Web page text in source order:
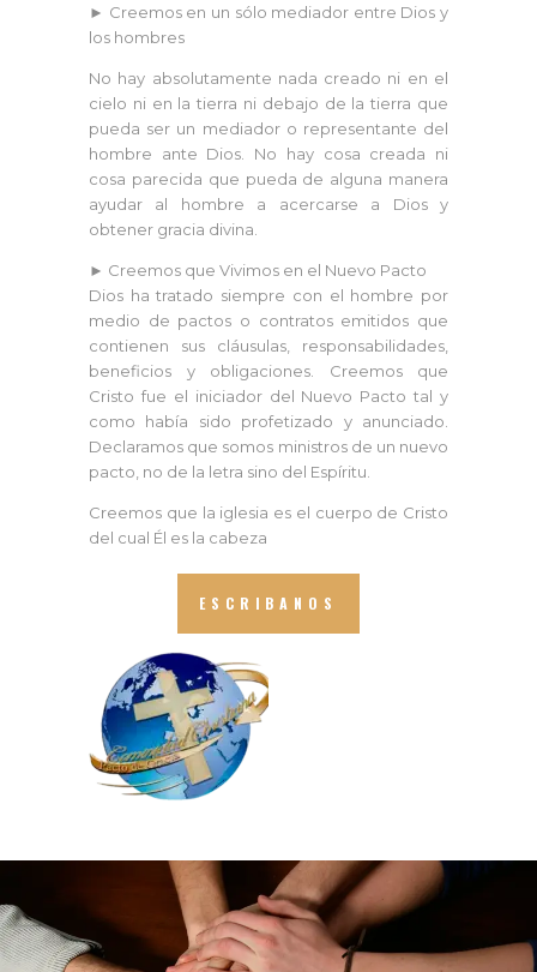
► Creemos en un sólo mediador entre Dios y
los hombres
No hay absolutamente nada creado ni en el
cielo ni en la tierra ni debajo de la tierra que
pueda ser un mediador o representante del
hombre ante Dios. No hay cosa creada ni
cosa parecida que pueda de alguna manera
ayudar al hombre a acercarse a Dios y
obtener gracia divina.
► Creemos que Vivimos en el Nuevo Pacto
Dios ha tratado siempre con el hombre por
medio de pactos o contratos emitidos que
contienen sus cláusulas, responsabilidades,
beneficios y obligaciones. Creemos que
Cristo fue el iniciador del Nuevo Pacto tal y
como había sido profetizado y anunciado.
Declaramos que somos ministros de un nuevo
pacto, no de la letra sino del Espíritu.
Creemos que la iglesia es el cuerpo de Cristo
del cual Él es la cabeza
ESCRIBANOS